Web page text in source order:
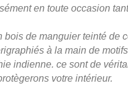
en toute occasion
de manguier teinté de
à la main de motifs
indienne. ce sont de
votre intérieur.